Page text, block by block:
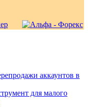
аккаунтов в
для малого